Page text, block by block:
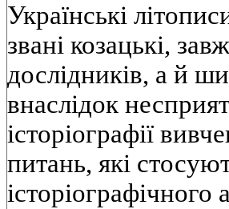
Українськi
званi козацькi,
дослiдникiв, а й
внаслiдок
iсторiографiї
питань, якi
iсторiографiчного